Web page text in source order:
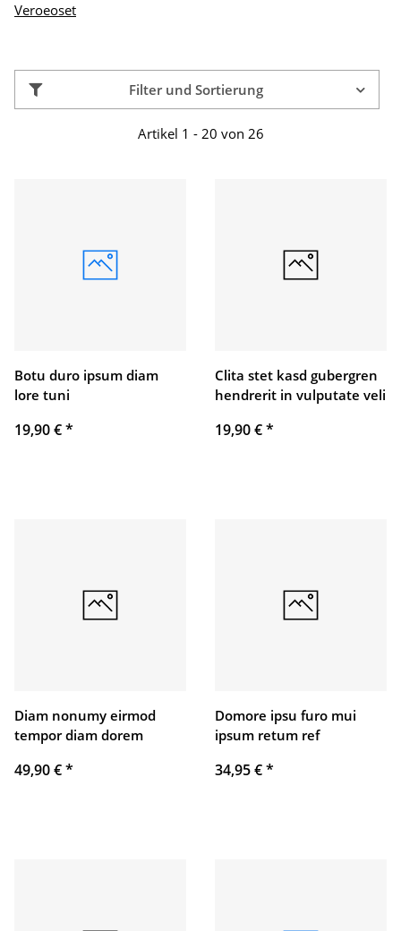
Veroeoset
Filter und Sortierung
Artikel 1 - 20 von 26
Botu duro ipsum diam
lore tuni
19,90 €*
Clita stet kasd gubergren
hendrerit in vulputate veli
19,90 €*
Diam nonumy eirmod
tempor diam dorem
49,90 €*
Domore ipsu furo mui
ipsum retum ref
34,95 €*